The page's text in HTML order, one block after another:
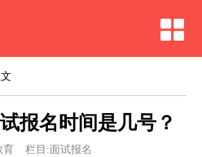
报名时间是几号？
育 栏目:面试报名